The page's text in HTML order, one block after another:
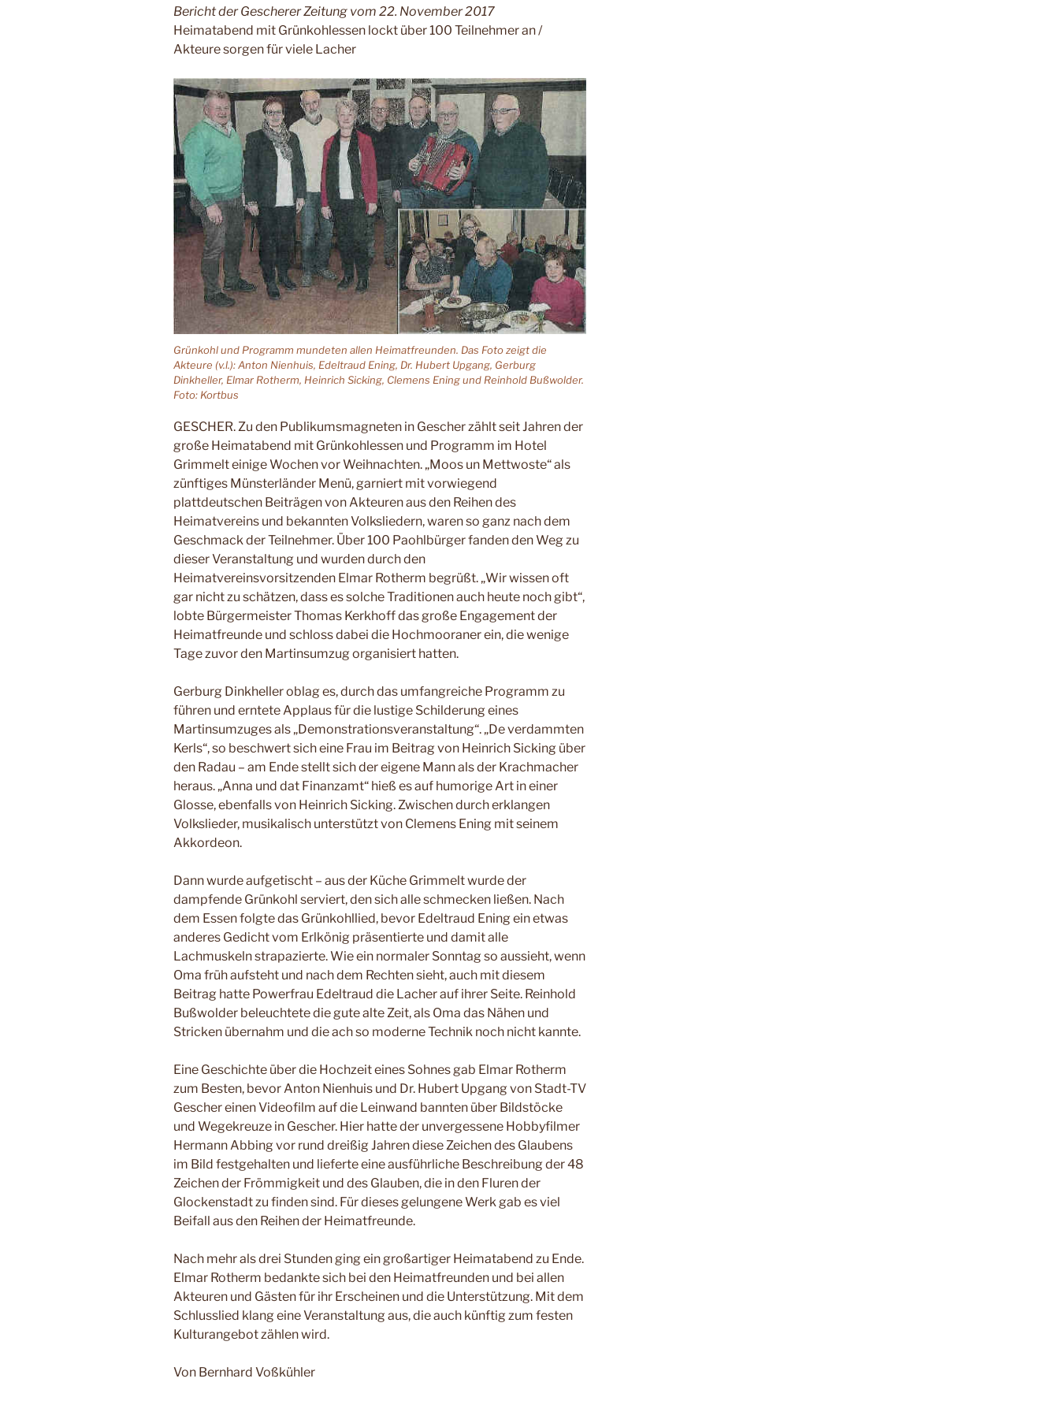
Bericht der Gescherer Zeitung vom 22. November 2017
Heimatabend mit Grünkohlessen lockt über 100 Teilnehmer an /
Akteure sorgen für viele Lacher
Grünkohl und Programm mundeten allen Heimatfreunden. Das Foto zeigt die
Akteure (v.l.): Anton Nienhuis, Edeltraud Ening, Dr. Hubert Upgang, Gerburg
Dinkheller, Elmar Rotherm, Heinrich Sicking, Clemens Ening und Reinhold Bußwolder.
Foto: Kortbus
GESCHER. Zu den Publikumsmagneten in Gescher zählt seit Jahren der
große Heimatabend mit Grünkohlessen und Programm im Hotel
Grimmelt einige Wochen vor Weihnachten. „Moos un Mettwoste“ als
zünftiges Münsterländer Menü, garniert mit vorwiegend
plattdeutschen Beiträgen von Akteuren aus den Reihen des
Heimatvereins und bekannten Volksliedern, waren so ganz nach dem
Geschmack der Teilnehmer. Über 100 Paohlbürger fanden den Weg zu
dieser Veranstaltung und wurden durch den
Heimatvereinsvorsitzenden Elmar Rotherm begrüßt. „Wir wissen oft
gar nicht zu schätzen, dass es solche Traditionen auch heute noch gibt“,
lobte Bürgermeister Thomas Kerkhoff das große Engagement der
Heimatfreunde und schloss dabei die Hochmooraner ein, die wenige
Tage zuvor den Martinsumzug organisiert hatten.
Gerburg Dinkheller oblag es, durch das umfangreiche Programm zu
führen und erntete Applaus für die lustige Schilderung eines
Martinsumzuges als „Demonstrationsveranstaltung“. „De verdammten
Kerls“, so beschwert sich eine Frau im Beitrag von Heinrich Sicking über
den Radau – am Ende stellt sich der eigene Mann als der Krachmacher
heraus. „Anna und dat Finanzamt“ hieß es auf humorige Art in einer
Glosse, ebenfalls von Heinrich Sicking. Zwischen durch erklangen
Volkslieder, musikalisch unterstützt von Clemens Ening mit seinem
Akkordeon.
Dann wurde aufgetischt – aus der Küche Grimmelt wurde der
dampfende Grünkohl serviert, den sich alle schmecken ließen. Nach
dem Essen folgte das Grünkohllied, bevor Edeltraud Ening ein etwas
anderes Gedicht vom Erlkönig präsentierte und damit alle
Lachmuskeln strapazierte. Wie ein normaler Sonntag so aussieht, wenn
Oma früh aufsteht und nach dem Rechten sieht, auch mit diesem
Beitrag hatte Powerfrau Edeltraud die Lacher auf ihrer Seite. Reinhold
Bußwolder beleuchtete die gute alte Zeit, als Oma das Nähen und
Stricken übernahm und die ach so moderne Technik noch nicht kannte.
Eine Geschichte über die Hochzeit eines Sohnes gab Elmar Rotherm
zum Besten, bevor Anton Nienhuis und Dr. Hubert Upgang von Stadt-TV
Gescher einen Videofilm auf die Leinwand bannten über Bildstöcke
und Wegekreuze in Gescher. Hier hatte der unvergessene Hobbyfilmer
Hermann Abbing vor rund dreißig Jahren diese Zeichen des Glaubens
im Bild festgehalten und lieferte eine ausführliche Beschreibung der 48
Zeichen der Frömmigkeit und des Glauben, die in den Fluren der
Glockenstadt zu finden sind. Für dieses gelungene Werk gab es viel
Beifall aus den Reihen der Heimatfreunde.
Nach mehr als drei Stunden ging ein großartiger Heimatabend zu Ende.
Elmar Rotherm bedankte sich bei den Heimatfreunden und bei allen
Akteuren und Gästen für ihr Erscheinen und die Unterstützung. Mit dem
Schlusslied klang eine Veranstaltung aus, die auch künftig zum festen
Kulturangebot zählen wird.
Von Bernhard Voßkühler